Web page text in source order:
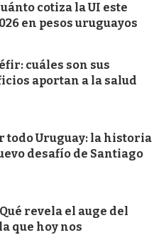
cotiza la UI este
en pesos uruguayos
cuáles son sus
aportan a la salud
todo Uruguay: la historia
desafío de Santiago
revela el auge del
que hoy nos